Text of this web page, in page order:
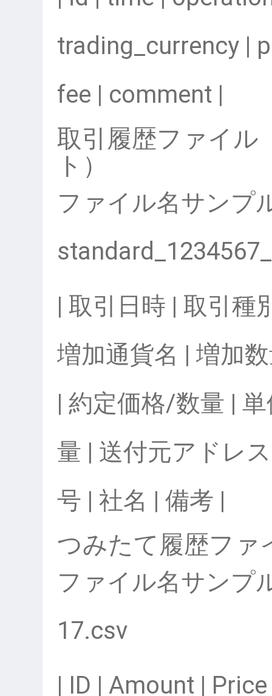
trading_currency |
fee | comment |
取引履歴ファイル
ト）
ファイル名サンプ
| 取引日時 | 取引種
増加通貨名 | 増加
| 約定価格/数量 |
量 | 送付元アドレ
号 | 社名 | 備考 |
つみたて履歴ファ
ファイル名サンプ
17.csv
| ID | Amount |